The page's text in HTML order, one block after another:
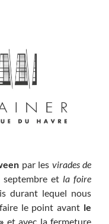
par les virades de
septembre et la foire
durant lequel nous
le point avant le
et avec la fermeture